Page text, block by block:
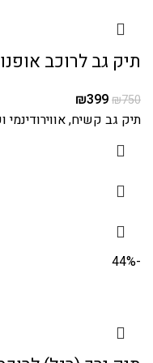
תיק גב לרוכב
₪750
₪399
תיק גב קשיח,
-44%